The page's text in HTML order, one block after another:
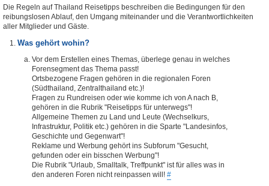
Die Regeln auf Thailand Reisetipps beschreiben die Bedingungen für den
reibungslosen Ablauf, den Umgang miteinander und die Verantwortlichkeiten
aller Mitglieder und Gäste.
Was gehört wohin?
Vor dem Erstellen eines Themas, überlege genau in welches
Forensegment das Thema passt!
Ortsbezogene Fragen gehören in die regionalen Foren
(Südthailand, Zentralthailand etc.)!
Fragen zu Rundreisen oder wie komme ich von A nach B,
gehören in die Rubrik "Reisetipps für unterwegs"!
Allgemeine Themen zu Land und Leute (Wechselkurs,
Infrastruktur, Politik etc.) gehören in die Sparte "Landesinfos,
Geschichte und Gegenwart"!
Reklame und Werbung gehört ins Subforum "Gesucht,
gefunden oder ein bisschen Werbung"!
Die Rubrik "Urlaub, Smalltalk, Treffpunkt" ist für alles was in
den anderen Foren nicht reinpassen will! #